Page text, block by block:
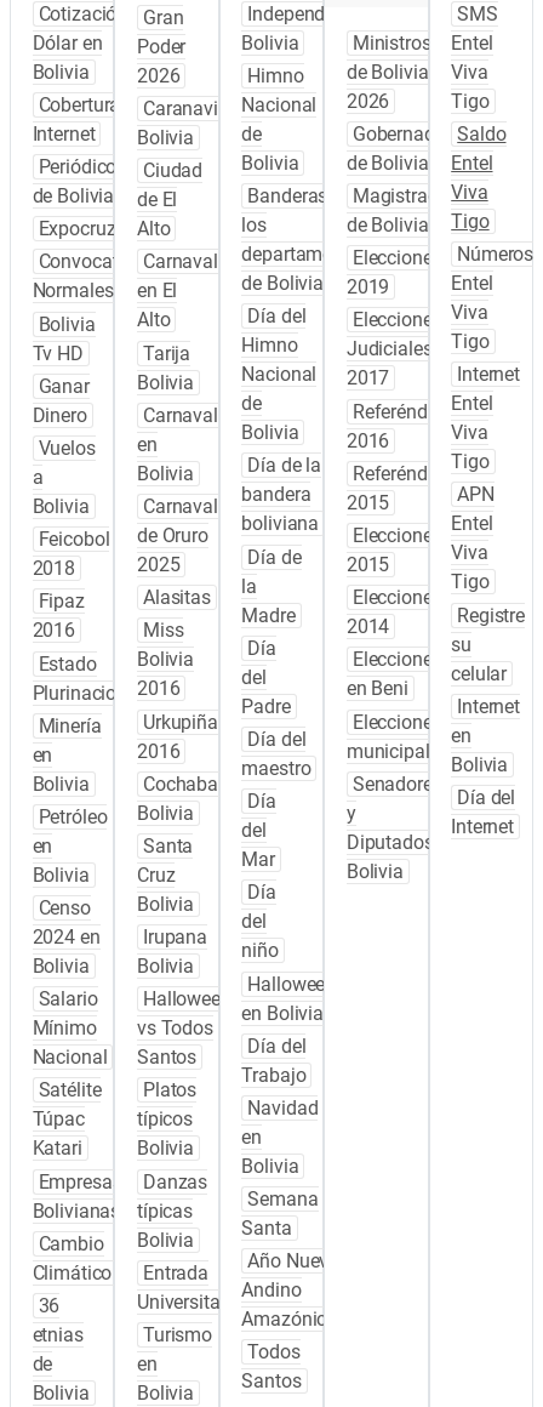
Cotización
Dólar en
Bolivia
Cobertura
Internet
Periódicos
de Bolivia
Expocruz
Convocatoria
Normales
Bolivia
Tv HD
Ganar
Dinero
Vuelos
a
Bolivia
Feicobol
2018
Fipaz
2016
Estado
Plurinacional
Minería
en
Bolivia
Petróleo
en
Bolivia
Censo
2024 en
Bolivia
Salario
Mínimo
Nacional
Satélite
Túpac
Katari
Empresas
Bolivianas
Cambio
Climático
36
etnias
de
Bolivia
Gran
Poder
2026
Caranavi
Bolivia
Ciudad
de El
Alto
Carnaval
en El
Alto
Tarija
Bolivia
Carnaval
en
Bolivia
Carnaval
de Oruro
2025
Alasitas
Miss
Bolivia
2016
Urkupiña
2016
Cochabamba
Bolivia
Santa
Cruz
Bolivia
Irupana
Bolivia
Halloween
vs Todos
Santos
Platos
típicos
Bolivia
Danzas
típicas
Bolivia
Entrada
Universitaria
Turismo
en
Bolivia
Independencia
Bolivia
Himno
Nacional
de
Bolivia
Banderas de
los
departamentos
de Bolivia
Día del
Himno
Nacional
de
Bolivia
Día de la
bandera
boliviana
Día de
la
Madre
Día
del
Padre
Día del
maestro
Día
del
Mar
Día
del
niño
Halloween
en Bolivia
Día del
Trabajo
Navidad
en
Bolivia
Semana
Santa
Año Nuevo
Andino
Amazónico
Todos
Santos
Ministros
de Bolivia
2026
Gobernadores
de Bolivia
Magistrados
de Bolivia
Elecciones
2019
Elecciones
Judiciales
2017
Referéndum
2016
Referéndum
2015
Elecciones
2015
Elecciones
2014
Elecciones
en Beni
Elecciones
municipales
Senadores
y
Diputados
Bolivia
SMS
Entel
Viva
Tigo
Saldo
Entel
Viva
Tigo
Números
Entel
Viva
Tigo
Internet
Entel
Viva
Tigo
APN
Entel
Viva
Tigo
Registre
su
celular
Internet
en
Bolivia
Día del
Internet